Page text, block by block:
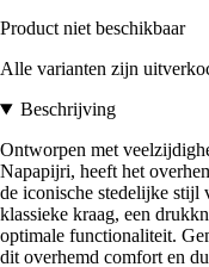
Product niet beschikbaar
Alle varianten zijn
Beschrijving
Ontworpen met
Napapijri, heeft het
de iconische stedelijke stijl
klassieke kraag, een
optimale functionaliteit.
dit overhemd comfort en